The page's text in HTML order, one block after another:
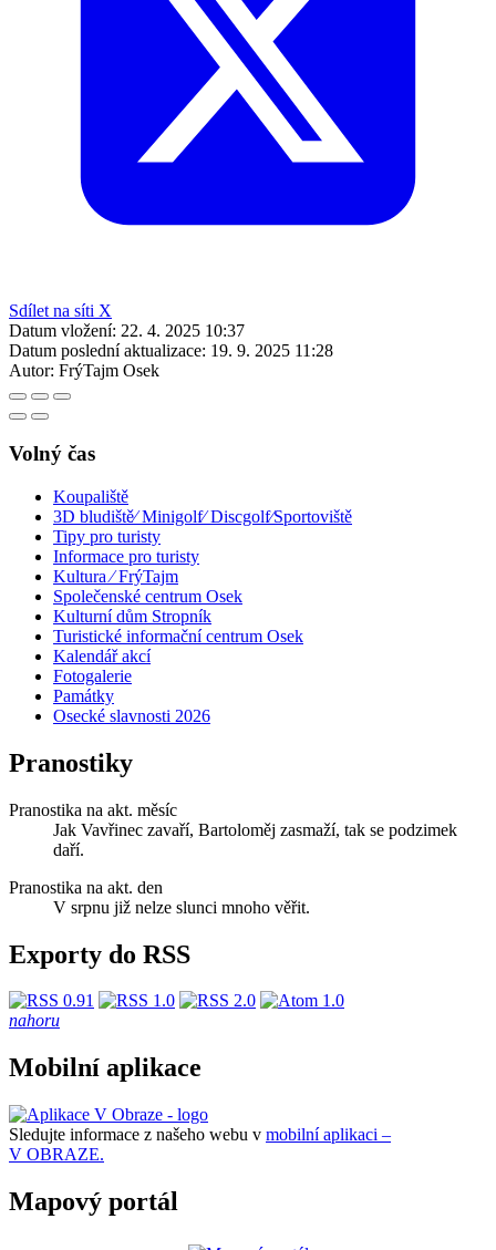
Sdílet na síti X
Datum vložení: 22. 4. 2025 10:37
Datum poslední aktualizace: 19. 9. 2025 11:28
Autor: FrýTajm Osek
Volný čas
Koupaliště
3D bludiště⁄ Minigolf⁄ Discgolf⁄Sportoviště
Tipy pro turisty
Informace pro turisty
Kultura ⁄ FrýTajm
Společenské centrum Osek
Kulturní dům Stropník
Turistické informační centrum Osek
Kalendář akcí
Fotogalerie
Památky
Osecké slavnosti 2026
Pranostiky
Pranostika na akt. měsíc
Jak Vavřinec zavaří, Bartoloměj zasmaží, tak se podzimek
daří.
Pranostika na akt. den
V srpnu již nelze slunci mnoho věřit.
Exporty do RSS
nahoru
Mobilní aplikace
Sledujte informace z našeho webu v mobilní aplikaci –
V OBRAZE.
Mapový portál